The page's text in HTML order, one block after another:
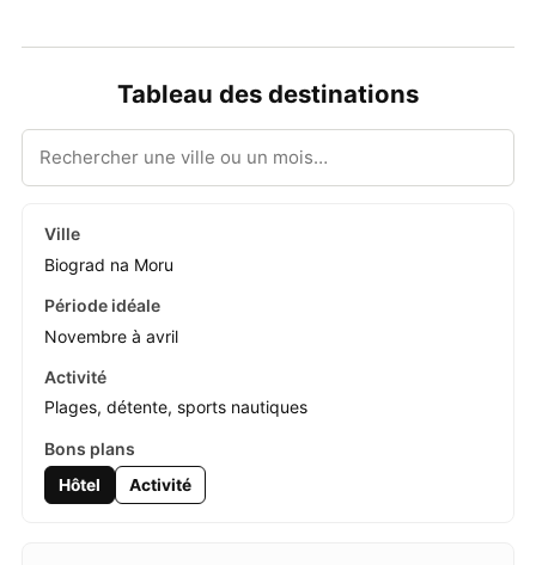
Tableau des destinations
Biograd na Moru
Novembre à avril
Plages, détente, sports nautiques
Hôtel Activité